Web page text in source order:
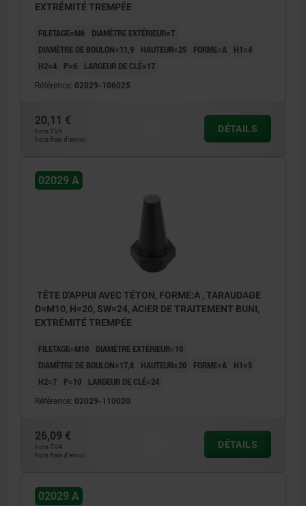
EXTRÉMITÉ TREMPÉE
FILETAGE=M6
DIAMÈTRE EXTÉRIEUR=7
DIAMÈTRE DE BOULON=11,9
HAUTEUR=25 FORME=A
H1=4
H2=4
P=6 LARGEUR DE CLÉ=17
Référence: 02029-106025
20,11 €
hors TVA
hors frais d’envoi
DÉTAILS
02029 A
TÊTE D'APPUI AVEC TÉTON, FORME:A , TARAUDAGE
D=M10, H=20, SW=24, ACIER DE TRAITEMENT BUNI,
EXTRÉMITÉ TREMPÉE
FILETAGE=M10
DIAMÈTRE EXTÉRIEUR=10
DIAMÈTRE DE BOULON=17,8
HAUTEUR=20 FORME=A
H1=5
H2=7
P=10 LARGEUR DE CLÉ=24
Référence: 02029-110020
26,09 €
hors TVA
hors frais d’envoi
DÉTAILS
02029 A